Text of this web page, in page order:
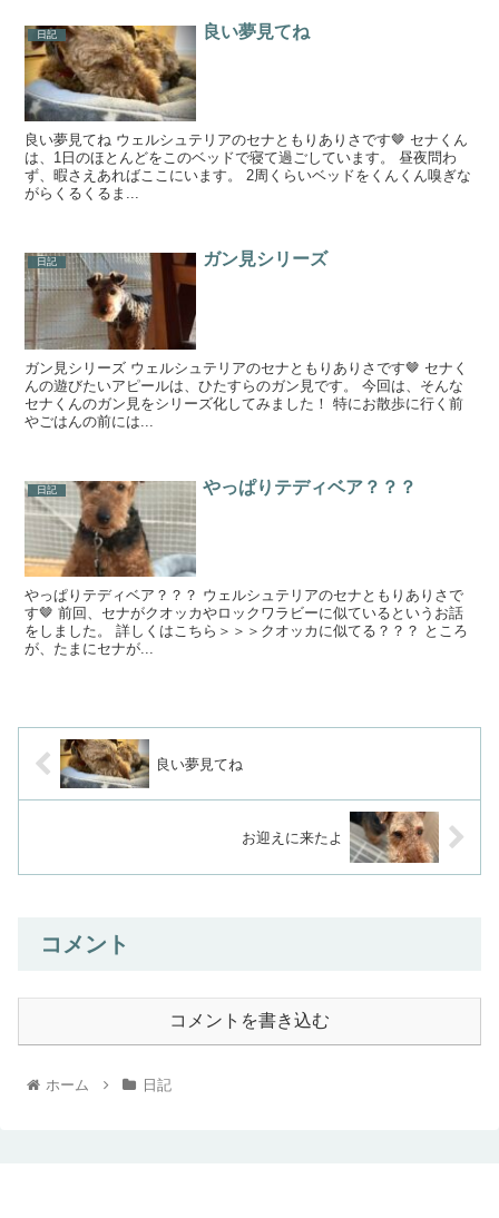
日記 良い夢見てね
良い夢見てね ウェルシュテリアのセナともりありさです🤎 セナくん
は、1日のほとんどをこのベッドで寝て過ごしています。 昼夜問わ
ず、暇さえあればここにいます。 2周くらいベッドをくんくん嗅ぎな
がらくるくるま...
日記 ガン見シリーズ
ガン見シリーズ ウェルシュテリアのセナともりありさです🤎 セナく
んの遊びたいアピールは、ひたすらのガン見です。 今回は、そんな
セナくんのガン見をシリーズ化してみました！ 特にお散歩に行く前
やごはんの前には...
日記 やっぱりテディベア？？？
やっぱりテディベア？？？ ウェルシュテリアのセナともりありさで
す🤎 前回、セナがクオッカやロックワラビーに似ているというお話
をしました。 詳しくはこちら＞＞＞クオッカに似てる？？？ ところ
が、たまにセナが...
良い夢見てね
お迎えに来たよ
コメント
コメントを書き込む
ホーム 日記